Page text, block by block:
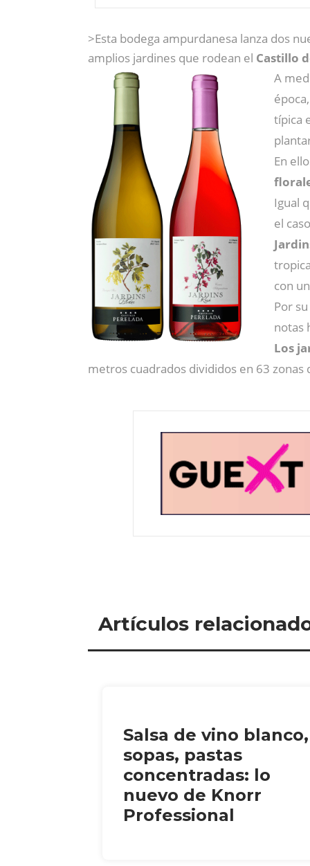
>Esta bodega ampurdanesa lanza dos
amplios jardines que rodean el Castillo
A
típica
En
Igual
el
con
Por
notas
Los
metros cuadrados divididos en 63 zonas
Artículos
Salsa de vino blanco,
sopas, pastas
concentradas: lo
nuevo de Knorr
Professional